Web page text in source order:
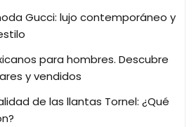
Gucci: lujo contemporáneo y
para hombres. Descubre
y vendidos
de las llantas Tornel: ¿Qué